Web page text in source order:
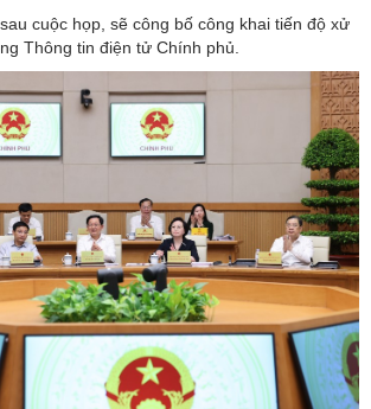
cuộc họp, sẽ công bố công khai tiến độ xử
Thông tin điện tử Chính phủ.